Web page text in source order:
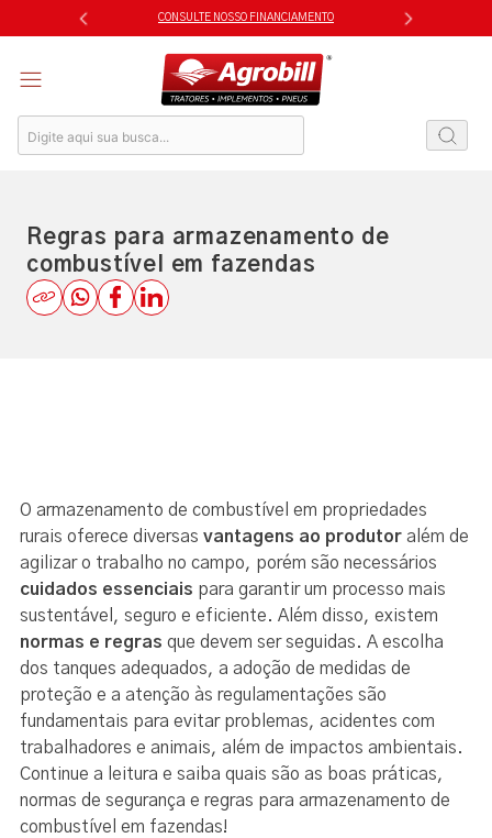
to
CONSULTE NOSSO
Regras para armazenamento de
combustível em fazendas
O armazenamento de combustível em propriedades
rurais oferece diversas vantagens ao produtor além de
agilizar o trabalho no campo, porém são necessários
cuidados essenciais para garantir um processo mais
sustentável, seguro e eficiente. Além disso, existem
normas e regras que devem ser seguidas. A escolha
dos tanques adequados, a adoção de medidas de
proteção e a atenção às regulamentações são
fundamentais para evitar problemas, acidentes com
trabalhadores e animais, além de impactos ambientais.
Continue a leitura e saiba quais são as boas práticas,
normas de segurança e regras para armazenamento de
combustível em fazendas!